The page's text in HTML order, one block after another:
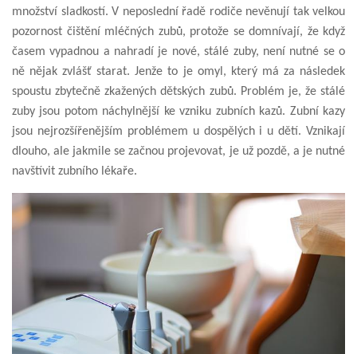
množství sladkostí. V neposlední řadě rodiče nevěnují tak velkou
pozornost čištění mléčných zubů, protože se domnívají, že když
časem vypadnou a nahradí je nové, stálé zuby, není nutné se o
ně nějak zvlášť starat. Jenže to je omyl, který má za následek
spoustu zbytečně zkažených dětských zubů. Problém je, že stálé
zuby jsou potom náchylnější ke vzniku zubních kazů. Zubní kazy
jsou nejrozšířenějším problémem u dospělých i u dětí. Vznikají
dlouho, ale jakmile se začnou projevovat, je už pozdě, a je nutné
navštívit zubního lékaře.